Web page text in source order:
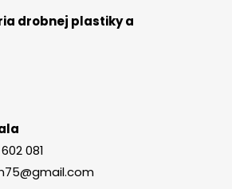
drobnej plastiky a
081